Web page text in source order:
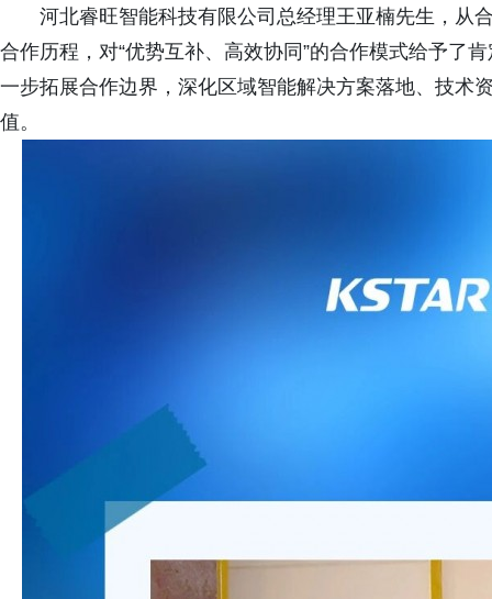
河北睿旺智能科技有限公司总经理王亚楠先生，从
合作历程，对“优势互补、高效协同”的合作模式给予了
一步拓展合作边界，深化区域智能解决方案落地、技术
值。